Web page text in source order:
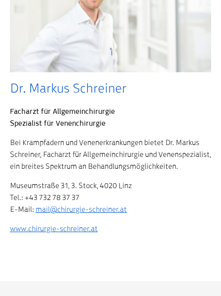
Dr. Markus Schreiner
Facharzt für Allgemeinchirurgie
Spezialist für Venenchirurgie
Bei Krampfadern und Venenerkrankungen bietet Dr. Markus
Schreiner, Facharzt für Allgemeinchirurgie und Venenspezialist,
ein breites Spektrum an Behandlungsmöglichkeiten.
Museumstraße 31, 3. Stock, 4020 Linz
Tel.: +43 732 78 37 37
E-Mail: mail@chirurgie-schreiner.at
www.chirurgie-schreiner.at